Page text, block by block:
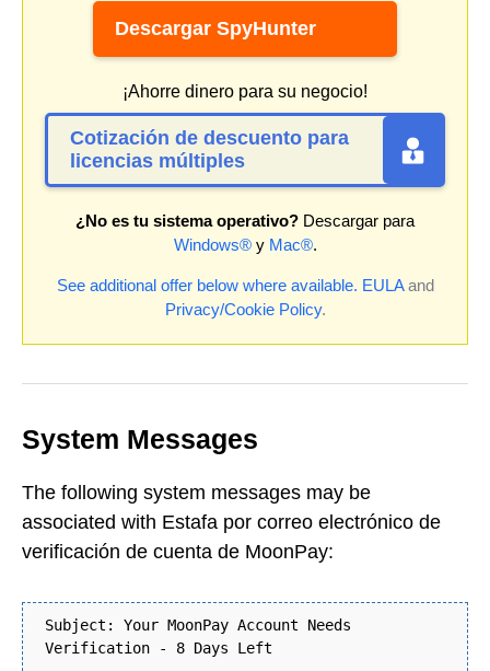
Descargar SpyHunter
¡Ahorre dinero para su negocio!
Cotización de descuento para
licencias múltiples
¿No es tu sistema operativo? Descargar para
Windows®y Mac®.
See additional offer below where available. EULAand
Privacy/Cookie Policy.
System Messages
The following system messages may be
associated with Estafa por correo electrónico de
verificación de cuenta de MoonPay:
Subject: Your MoonPay Account Needs
Verification - 8 Days Left